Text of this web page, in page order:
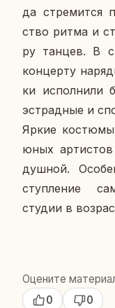
да стре­мит­ся
ство ритма и
ру танцев. В
кон­цер­ту
ки ис­пол­ни­ли
эст­рад­ные и
Яркие ко­стю­мы
юных
душ­ной.
ступ­ле­ние
студии в
Оцените
0
0